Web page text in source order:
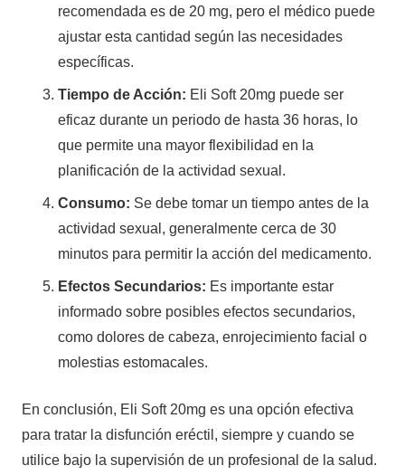
recomendada es de 20 mg, pero el médico puede
ajustar esta cantidad según las necesidades
específicas.
Tiempo de Acción: Eli Soft 20mg puede ser
eficaz durante un periodo de hasta 36 horas, lo
que permite una mayor flexibilidad en la
planificación de la actividad sexual.
Consumo: Se debe tomar un tiempo antes de la
actividad sexual, generalmente cerca de 30
minutos para permitir la acción del medicamento.
Efectos Secundarios: Es importante estar
informado sobre posibles efectos secundarios,
como dolores de cabeza, enrojecimiento facial o
molestias estomacales.
En conclusión, Eli Soft 20mg es una opción efectiva
para tratar la disfunción eréctil, siempre y cuando se
utilice bajo la supervisión de un profesional de la salud.